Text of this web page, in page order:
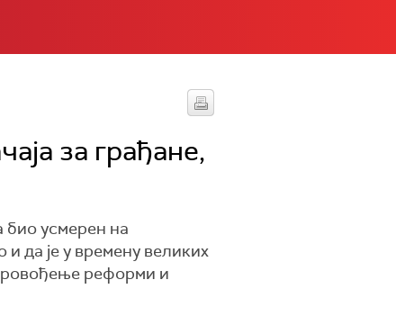
за грађане,
био усмерен на
да је у времену великих
реформи и